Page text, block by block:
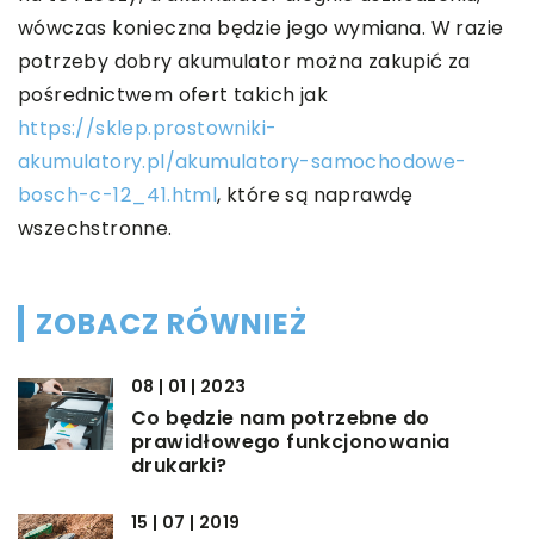
wówczas konieczna będzie jego wymiana. W razie
potrzeby dobry akumulator można zakupić za
pośrednictwem ofert takich jak
https://sklep.prostowniki-
akumulatory.pl/akumulatory-samochodowe-
bosch-c-12_41.html, które są naprawdę
wszechstronne.
ZOBACZ RÓWNIEŻ
08 | 01 | 2023
Co będzie nam potrzebne do
prawidłowego funkcjonowania
drukarki?
15 | 07 | 2019